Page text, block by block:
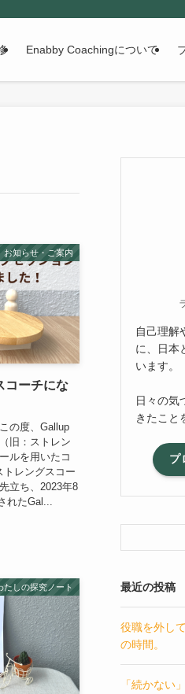
Enabby Coachingについて
お知らせ・ご案内
コーチにな
の度、Gallup
旧：ストレン
ルを用いたコ
トレングスコー
立ち、2023年8
れたGal...
たしの探究ノート
自己理解
に、日本
います。
日々の気
きたこと
プ
最近の投稿
役職を外し
の時間。
「続かな